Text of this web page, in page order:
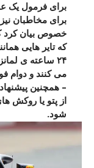
برای فرمول یک
برای مخاطبان
خصوص بیان کرد
که تایر هایی
۲۴ ساعته ی
می کنند و دوام
شود.